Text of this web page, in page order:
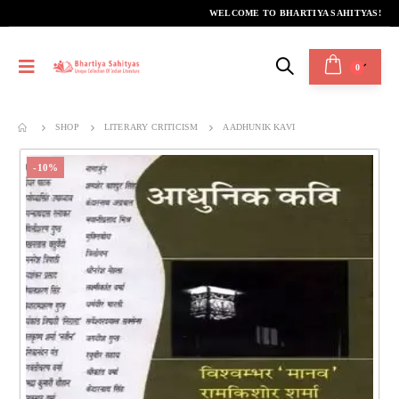
WELCOME TO BHARTIYA SAHITYAS!
0
SHOP LITERARY CRITICISM AADHUNIK KAVI
-10%